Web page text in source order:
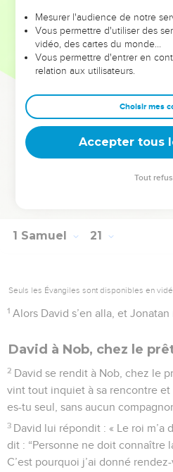
de la pierre. Trois fois il s’inclina
Jonatan, puis ils s’embrassèrent
abondamment.
Ensuite Jonatan dit à David : «
Seigneur, en disant : “Que le
rester toujours fidèles, toi et moi,
nous.” »
© Société biblique française – Bibli’O, 1997,
1 Samuel 21
Seuls les Évangiles sont disponibles en
1 Alors David s’en alla, et
David à Nob, chez le
2 David se rendit à Nob, chez le
vint tout inquiet à sa rencontre et
es-tu seul, sans aucun
3 David lui répondit : « Le roi m’a
dit : “Personne ne doit connaître
C’est pourquoi j’ai donné
Mesurer l'audience de notre
Vous permettre d'utiliser des
vidéo, des cartes du monde…
Vous permettre d'entrer en
relation aux utilisateurs.
Choisir mes
Accepter tous
Tout